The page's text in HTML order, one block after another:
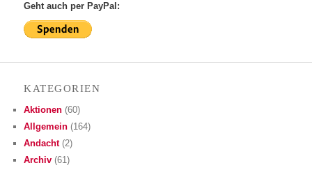
Geht auch per PayPal:
KATE­GO­RIEN
Aktionen (60)
Allgemein (164)
Andacht(2)
Archiv (61)